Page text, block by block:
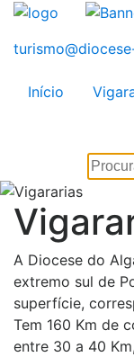
Início
A Diocese do
extremo sul de
superfície,
Tem 160 Km de
entre 30 a 40